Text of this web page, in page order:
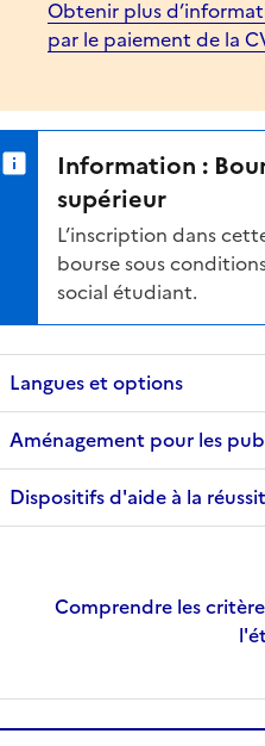
Obtenir plus
par le paiement de la
Information :
supérieur
L’inscription dans
bourse sous
social étudiant.
Langues et options
Aménagement pour les
Dispositifs d'aide à la
Comprendre les